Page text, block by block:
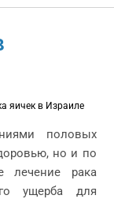
яичек в Израиле
половых
но и по
лечение рака
ущерба для